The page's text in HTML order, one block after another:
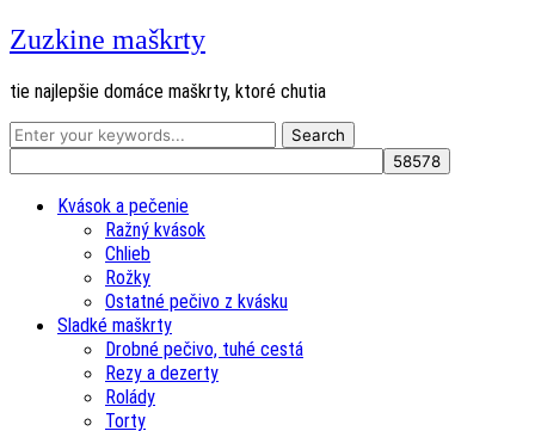
Zuzkine maškrty
tie najlepšie domáce maškrty, ktoré chutia
Kvások a pečenie
Ražný kvások
Chlieb
Rožky
Ostatné pečivo z kvásku
Sladké maškrty
Drobné pečivo, tuhé cestá
Rezy a dezerty
Rolády
Torty